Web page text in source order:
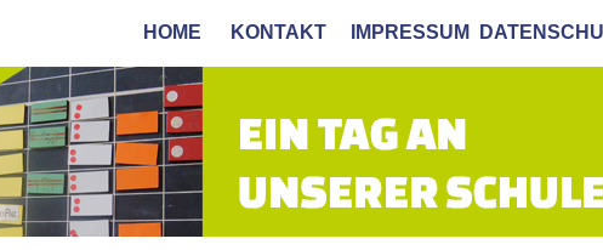
HOME KONTAKT IMPRESSUM